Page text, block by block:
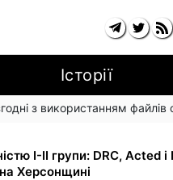
Історії
з використанням файлів
×2: уряд підвищує
I-II групи: DRC, Acted і
Херсонщині